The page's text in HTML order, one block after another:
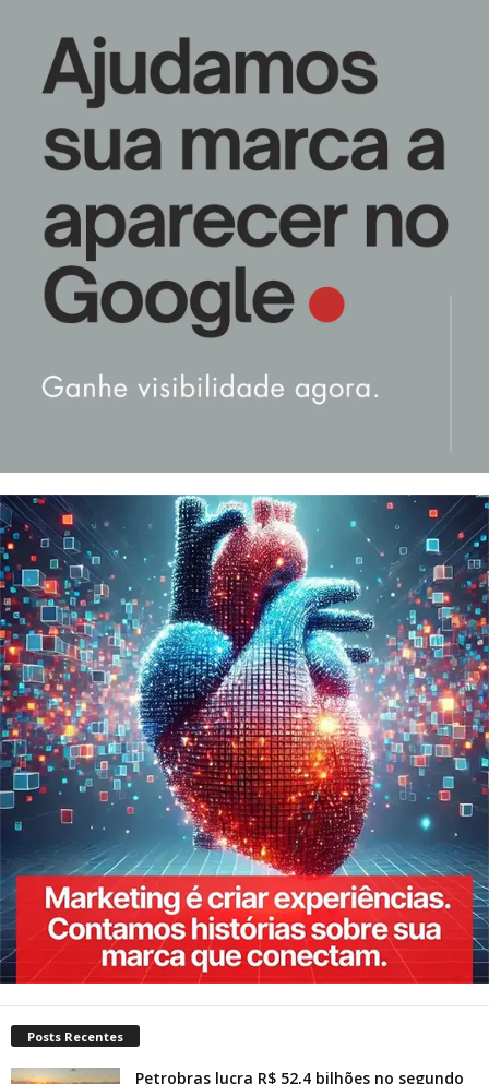
Posts Recentes
Petrobras lucra R$ 52,4 bilhões no segundo